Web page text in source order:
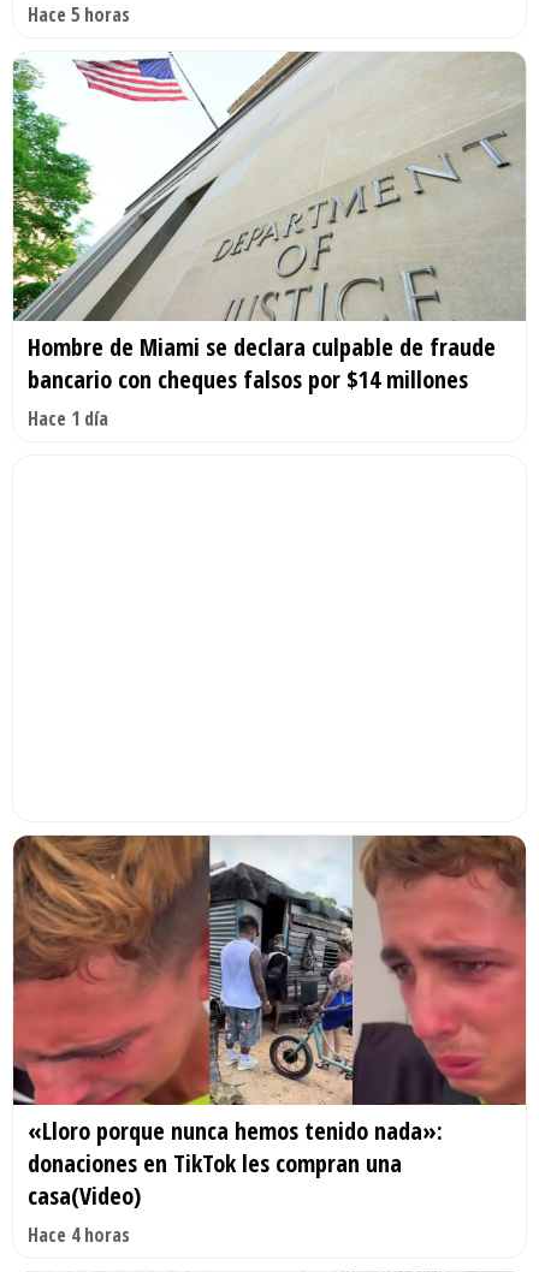
Hace 5 horas
Hombre de Miami se declara culpable de fraude
bancario con cheques falsos por $14 millones
Hace 1 día
«Lloro porque nunca hemos tenido nada»:
donaciones en TikTok les compran una
casa(Video)
Hace 4 horas